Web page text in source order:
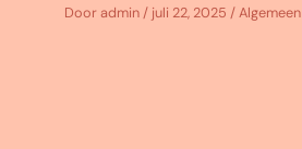
Dooradmin / juli 22, 2025 /Algemeen